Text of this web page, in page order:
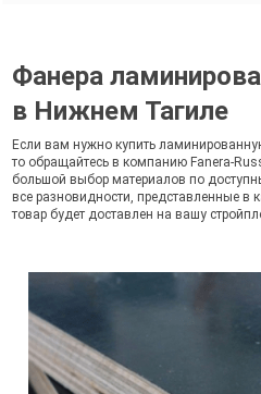
Фанера
в Нижнем Тагиле
Если вам нужно купить
то обращайтесь в компанию Fanera-
большой выбор материалов по
все разновидности, представленные в
товар будет доставлен на вашу